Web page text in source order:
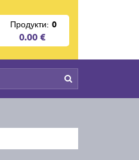
Продукти: 0
0.00 €